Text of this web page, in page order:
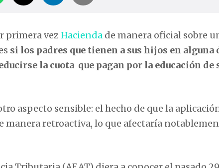
primera vez Hacienda de manera oficial sobre
si los padres que tienen a sus hijos en alguna
la cuota que pagan por la educación de
aspecto sensible: el hecho de que la
retroactiva, lo que afectaría